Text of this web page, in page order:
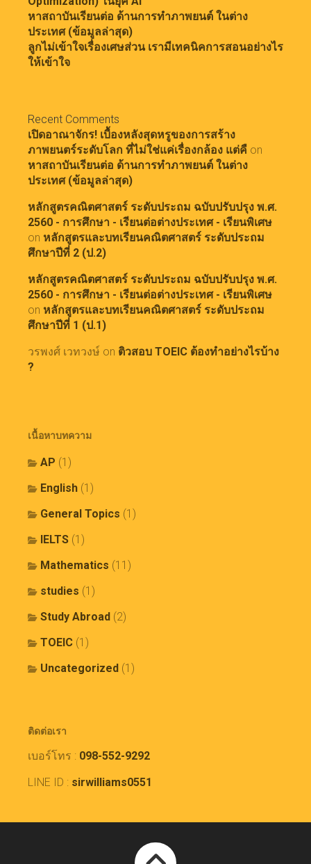
หาสถาบันเรียนต่อ ด้านการทำภาพยนต์ ในต่าง
ประเทศ (ข้อมูลล่าสุด)
ลูกไม่เข้าใจเรื่องเศษส่วน เรามีเทคนิคการสอนอย่างไร
ให้เข้าใจ
Recent Comments
เปิดอาณาจักร! เบื้องหลังสุดหรูของการสร้าง
ภาพยนตร์ระดับโลก ที่ไม่ใช่แค่เรื่องกล้อง แต่คื on
หาสถาบันเรียนต่อ ด้านการทำภาพยนต์ ในต่าง
ประเทศ (ข้อมูลล่าสุด)
หลักสูตรคณิตศาสตร์ ระดับประถม ฉบับปรับปรุง พ.ศ.
2560 - การศึกษา - เรียนต่อต่างประเทศ - เรียนพิเศษ
on หลักสูตรและบทเรียนคณิตศาสตร์ ระดับประถม
ศึกษาปีที่ 2 (ป.2)
หลักสูตรคณิตศาสตร์ ระดับประถม ฉบับปรับปรุง พ.ศ.
2560 - การศึกษา - เรียนต่อต่างประเทศ - เรียนพิเศษ
on หลักสูตรและบทเรียนคณิตศาสตร์ ระดับประถม
ศึกษาปีที่ 1 (ป.1)
วรพงศ์ เวทวงษ์ on ติวสอบ TOEIC ต้องทำอย่างไรบ้าง
?
เนื้อหาบทความ
AP (1)
English (1)
General Topics (1)
IELTS (1)
Mathematics (11)
studies (1)
Study Abroad (2)
TOEIC (1)
Uncategorized (1)
ติดต่อเรา
เบอร์โทร : 098-552-9292
LINE ID : sirwilliams0551